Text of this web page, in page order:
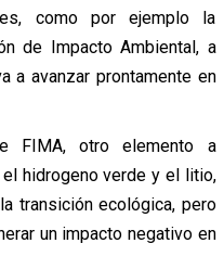
como por ejemplo la
de Impacto Ambiental, a
a avanzar prontamente en
FIMA, otro elemento a
hidrogeno verde y el litio,
transición ecológica, pero
un impacto negativo en